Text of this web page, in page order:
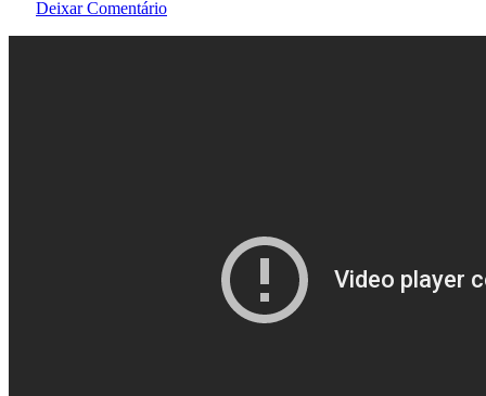
Deixar Comentário